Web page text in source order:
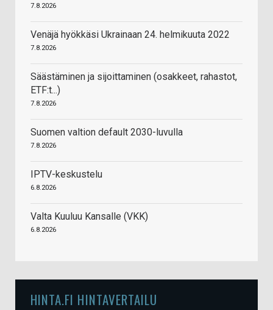
7.8.2026
Venäjä hyökkäsi Ukrainaan 24. helmikuuta 2022
7.8.2026
Säästäminen ja sijoittaminen (osakkeet, rahastot,
ETF:t...)
7.8.2026
Suomen valtion default 2030-luvulla
7.8.2026
IPTV-keskustelu
6.8.2026
Valta Kuuluu Kansalle (VKK)
6.8.2026
HINTA.FI HINTAVERTAILU